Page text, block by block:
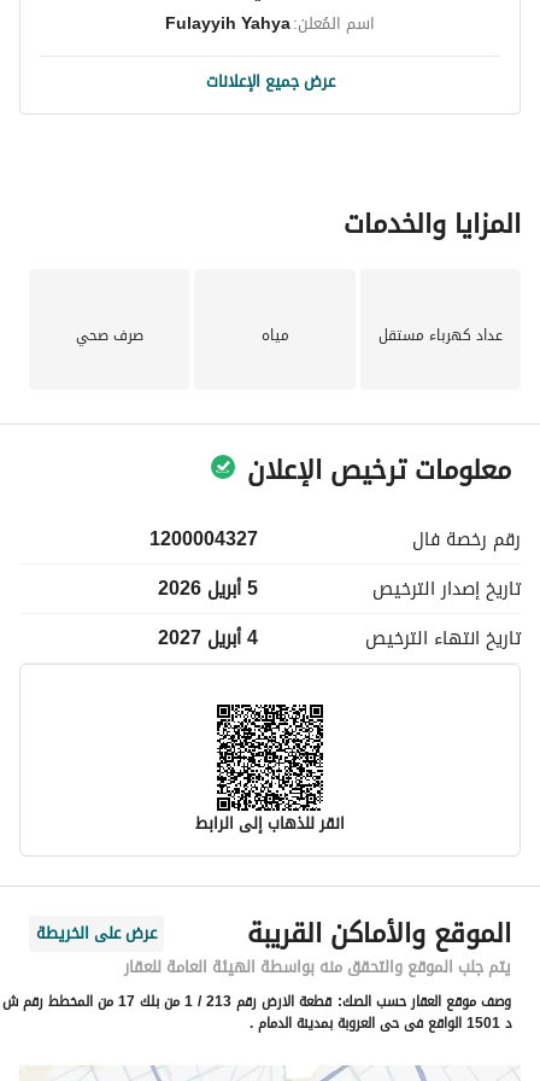
اسم المُعلن:Fulayyih Yahya
عرض جميع الإعلانات
المزايا والخدمات
عداد كهرباء مستقل مياه صرف صحي
معلومات ترخيص الإعلان
رقم رخصة فال
1200004327
تاريخ إصدار الترخيص
5 أبريل 2026
تاريخ انتهاء الترخيص 4 أبريل 2027
انقر للذهاب إلى الرابط
معلومات مسؤول الإعلان
اسم المسؤول
فليح يحى جويعد العنزي
رقم المسؤول
0561531555
الموقع والأماكن القريبة
عرض على الخريطة
يتم جلب الموقع والتحقق منه بواسطة الهيئة العامة للعقار
وصف موقع العقار حسب الصك:
قطعة الارض رقم 213 / 1 من بلك 17 من المخطط رقم ش
د 1501 الواقع فى حى العروبة بمدينة الدمام .